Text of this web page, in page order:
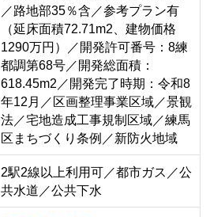
／路地部35％含／参考プラン有
（延床面積72.71m2、建物価格
1290万円）／開発許可番号：8練
都調第68号／開発総面積：
618.45m2／開発完了時期：令和8
年12月／区画整理事業区域／景観
法／宅地造成工事規制区域／練馬
区まちづくり条例／新防火地域
2駅2線以上利用可／都市ガス／公
共水道／公共下水